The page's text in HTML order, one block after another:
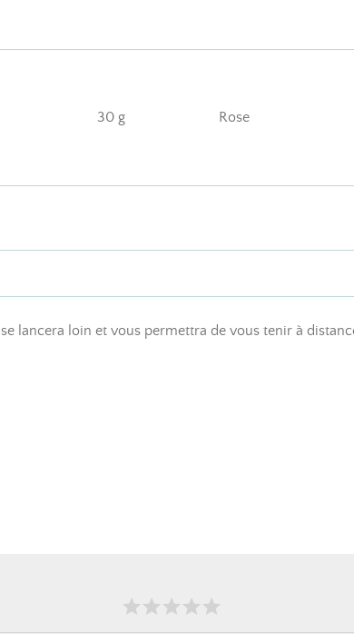
30 g Rose
lancera loin et vous permettra de vous tenir à